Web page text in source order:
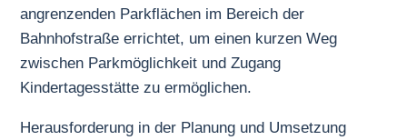
angrenzenden Parkflächen im Bereich der
Bahnhofstraße errichtet, um einen kurzen Weg
zwischen Parkmöglichkeit und Zugang
Kindertagesstätte zu ermöglichen.
Herausforderung in der Planung und Umsetzung